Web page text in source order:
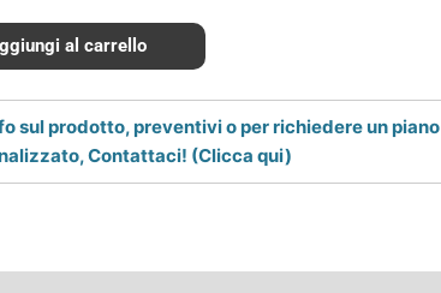
al carrello
sul prodotto, preventivi o per richiedere un piano
Contattaci! (Clicca qui)